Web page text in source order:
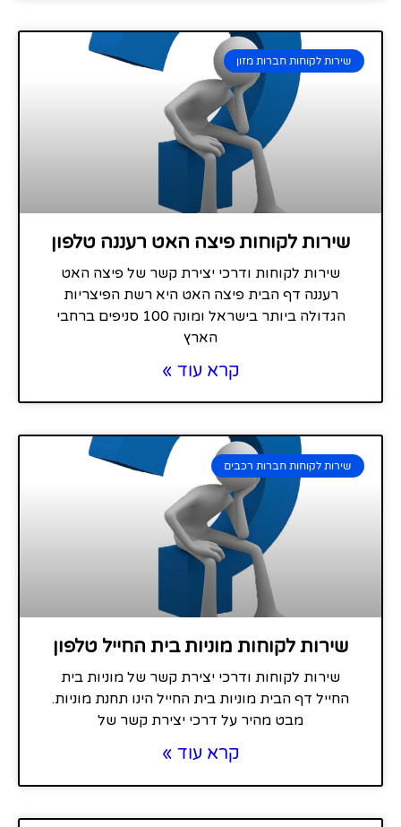
שירות לקוחות חברות מזון
שירות לקוחות פיצה האט רעננה טלפון
שירות לקוחות ודרכי יצירת קשר של פיצה האט
רעננה דף הבית פיצה האט היא רשת הפיצריות
הגדולה ביותר בישראל ומונה 100 סניפים ברחבי
הארץ
קרא עוד »
שירות לקוחות חברות רכבים
שירות לקוחות מוניות בית החייל טלפון
שירות לקוחות ודרכי יצירת קשר של מוניות בית
החייל דף הבית מוניות בית החייל הינו תחנת מוניות.
מבט מהיר על דרכי יצירת קשר של
קרא עוד »